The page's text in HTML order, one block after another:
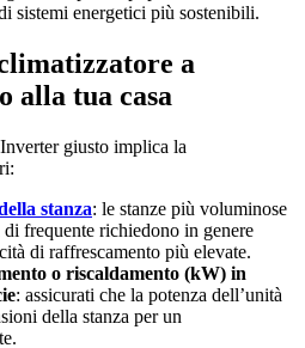
sistemi energetici più sostenibili.
a
alla tua casa
giusto implica la
stanza: le stanze più voluminose
frequente richiedono in genere
di raffrescamento più elevate.
o riscaldamento (kW) in
: assicurati che la potenza dell’unità
della stanza per un